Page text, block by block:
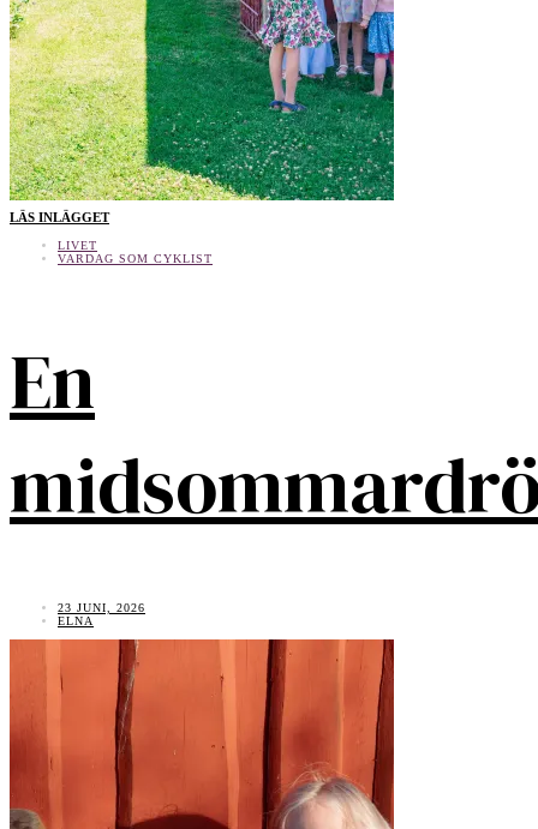
LÄS INLÄGGET
LIVET
VARDAG SOM CYKLIST
En
23 JUNI, 2026
ELNA